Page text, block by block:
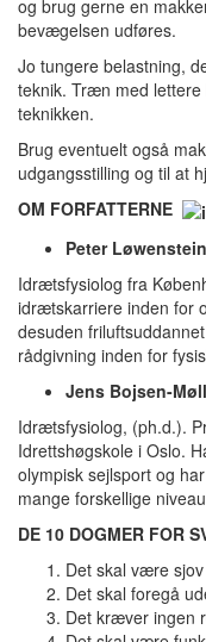
og brug gerne en
bevægelsen udføres.
Jo tungere belastning,
teknik. Træn med
teknikken.
Brug eventuelt også
udgangsstilling og til at
OM FORFATTERNE
Peter Løwenstein
Idrætsfysiolog fra
idrætskarriere inden for
desuden
rådgivning inden for
Jens Bojsen-
Idrætsfysiolog, (ph.d.).
Idrettshøgskole i Oslo.
olympisk sejlsport og
mange forskellige
DE 10 DOGMER FOR
Det skal være
Det skal foregå
Det kræver ingen